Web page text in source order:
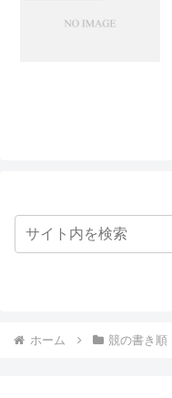
ホーム 競の書き順